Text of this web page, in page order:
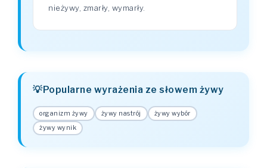
nieżywy, zmarły, wymarły.
Popularne wyrażenia ze słowem żywy
organizm żywy żywy nastrój
żywy wybór
żywy wynik